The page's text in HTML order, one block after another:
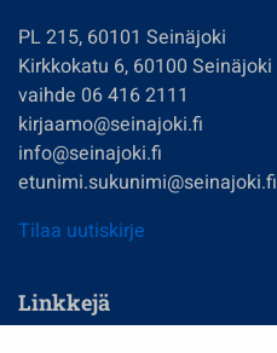
PL 215, 60101 Seinäjoki
Kirkkokatu 6, 60100 Seinäjoki
vaihde 06 416 2111
kirjaamo@seinajoki.fi
info@seinajoki.fi
etunimi.sukunimi@seinajoki.fi
Tilaa uutiskirje
Linkkejä